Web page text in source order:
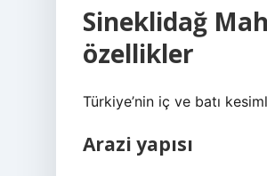
Sineklidağ
özellikler
Türkiye’nin iç ve batı
Arazi yapısı